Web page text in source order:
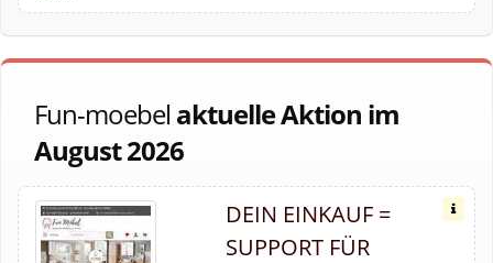
Fun-moebel aktuelle Aktion im
August 2026
DEIN EINKAUF =
SUPPORT FÜR